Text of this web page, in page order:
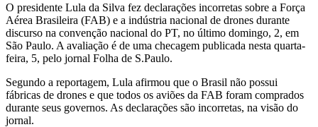
O presidente Lula da Silva fez declarações incorretas sobre a Força
Aérea Brasileira (FAB) e a indústria nacional de drones durante
discurso na convenção nacional do PT, no último domingo, 2, em
São Paulo. A avaliação é de uma checagem publicada nesta quarta-
feira, 5, pelo jornal Folha de S.Paulo.
Segundo a reportagem, Lula afirmou que o Brasil não possui
fábricas de drones e que todos os aviões da FAB foram comprados
durante seus governos. As declarações são incorretas, na visão do
jornal.